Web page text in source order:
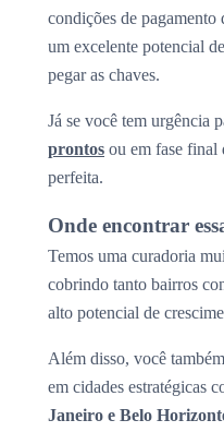
condições de
um excelente potencial
pegar as chaves.
Já se você tem urgência
prontos ou em fase final
perfeita.
Onde encontrar
Temos uma curadoria
cobrindo tanto bairros
alto potencial de
Além disso, você
em cidades estratégicas
Janeiro e Belo